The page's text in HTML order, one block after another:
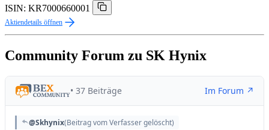
ISIN: KR7000660001
Aktiendetails öffnen
Community Forum zu SK Hynix